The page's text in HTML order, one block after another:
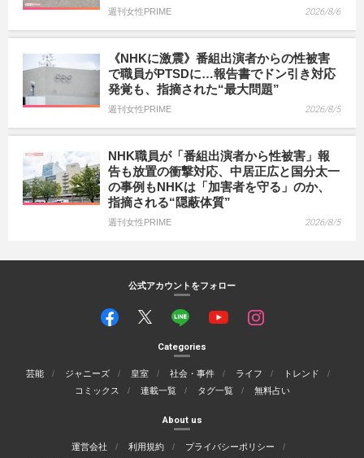
週刊女性PRIME 2026/8/6
《NHKに激震》番組出演者からの性被害
で職員がPTSDに…報告書でドン引き対応
発覚も、指摘された“最大問題”
週刊女性PRIME 2026/8/5
NHK職員が「番組出演者から性被害」報
告も放置の衝撃対応、中居正広と国分太一
の事例もNHKは「加害者を守る」のか、
指摘される“隠蔽体質”
週刊女性PRIME 2026/8/5
公式アカウントをフォロー
Categories
芸能 ジャニーズ 皇室 社会・事件 ライフ
トレンド
コミックス
連載一覧 タグ一覧 無料占い
About us
運営会社 利用規約
プライバシーポリシー